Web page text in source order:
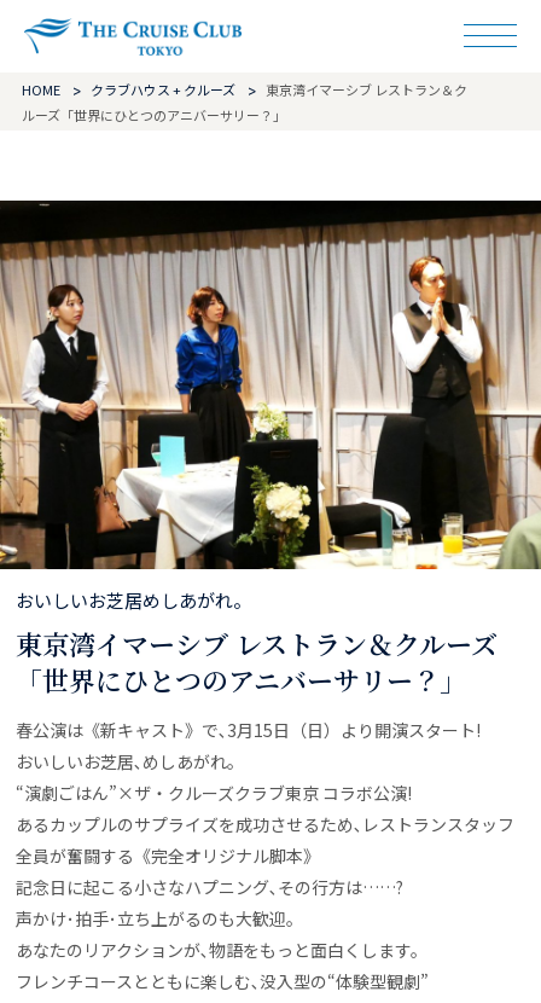
ザ・クルーズクラ
HOME クラブハウス + クルーズ
東京湾イマーシブ レストラン＆ク
ルーズ「世界にひとつのアニバーサリー？」
おいしいお芝居めしあがれ。
東京湾イマーシブ レストラン＆クルーズ
「世界にひとつのアニバーサリー？」
春公演は《新キャスト》で､3月15日（日）より開演スタート!
おいしいお芝居､めしあがれ。
“演劇ごはん”×ザ・クルーズクラブ東京 コラボ公演!
あるカップルのサプライズを成功させるため､レストランスタッフ
全員が奮闘する《完全オリジナル脚本》
記念日に起こる小さなハプニング､その行方は……?
声かけ･拍手･立ち上がるのも大歓迎。
あなたのリアクションが､物語をもっと面白くします。
フレンチコースとともに楽しむ､没入型の“体験型観劇”